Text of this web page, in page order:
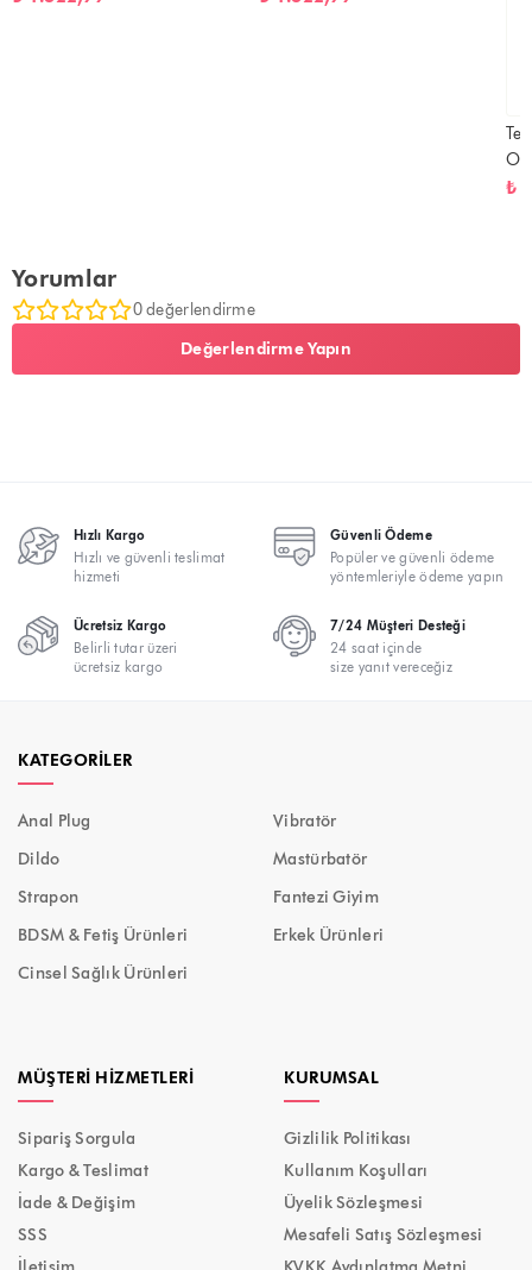
₺
Yorumlar
0 değerlendirme
Değerlendirme Yapın
Hızlı Kargo
Hızlı ve güvenli teslimat
hizmeti
Güvenli Ödeme
Popüler ve güvenli ödeme
yöntemleriyle ödeme yapın
Ücretsiz Kargo
Belirli tutar üzeri
ücretsiz kargo
7/24 Müşteri Desteği
24 saat içinde
size yanıt vereceğiz
KATEGORILER
Anal Plug
Vibratör
Dildo
Mastürbatör
Strapon
Fantezi Giyim
BDSM & Fetiş Ürünleri
Erkek Ürünleri
Cinsel Sağlık Ürünleri
MÜŞTERI HIZMETLERI
Sipariş Sorgula
Kargo & Teslimat
İade & Değişim
SSS
KURUMSAL
Gizlilik Politikası
Kullanım Koşulları
Üyelik Sözleşmesi
Mesafeli Satış Sözleşmesi